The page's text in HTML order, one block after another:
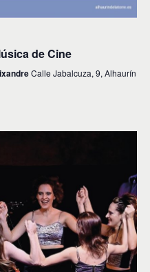
de Cine
Calle Jabalcuza, 9, Alhaurín